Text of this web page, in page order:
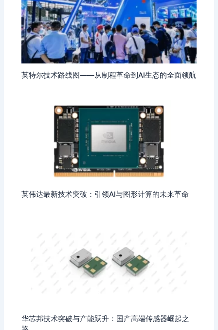
英特尔技术路线图——从制程革命到AI生态的全面领航
英伟达最新技术突破：引领AI与图形计算的未来革命
华芯邦技术突破与产能跃升：国产高端传感器崛起之